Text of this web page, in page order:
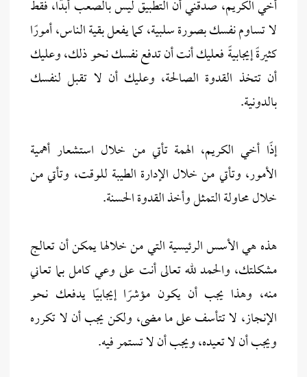
أخي الكريم، صدقني أن التطبيق ليس بالصعب أبدًا، فقط
لا تساوم نفسك بصورة سلبية، كما يفعل بقية الناس، أمورًا
كثيرةً إيجابيةً فعليك أنت أن تدفع نفسك نحو ذلك، وعليك
أن تتخذ القدوة الصالحة، وعليك أن لا تقبل لنفسك
بالدونية.
إذًا أخي الكريم، الهمة تأتي من خلال استشعار أهمية
الأمور، وتأتي من خلال الإدارة الطيبة للوقت، وتأتي من
خلال محاولة التمثل وأخذ القدوة الحسنة.
هذه هي الأسس الرئيسية التي من خلالها يمكن أن تعالج
مشكلتك، والحمد لله تعالى أنت على وعي كامل بما تعاني
منه، وهذا يجب أن يكون مؤشرًا إيجابيًا يدفعك نحو
الإنجاز، لا تتأسف على ما مضى، ولكن يجب أن لا تكرره
ويجب أن لا تعيده، ويجب أن لا تستمر فيه.